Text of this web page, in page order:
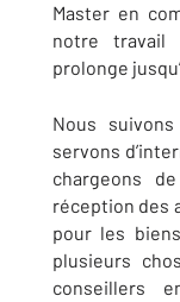
Master en
notre travail
prolonge
Nous
servons
chargeons
réception des
pour les
plusieurs
conseillers